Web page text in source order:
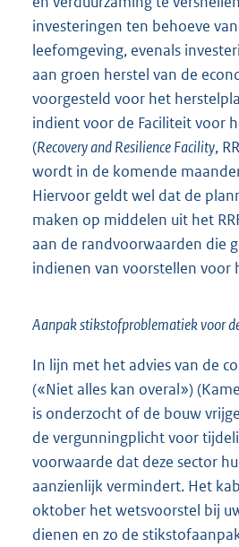
investeringen ten behoeve
leefomgeving, evenals
aan groen herstel van de
voorgesteld voor het
indient voor de Faciliteit voor
(Recovery and Resilience Facility,
wordt in de komende
Hiervoor geldt wel dat de
maken op middelen uit het
aan de randvoorwaarden die
indienen van voorstellen voor
Aanpak stikstofproblematiek voor
In lijn met het advies van de
(«Niet alles kan overal»)
is onderzocht of de bouw
de vergunningplicht voor
voorwaarde dat deze sector
aanzienlijk vermindert. Het
oktober het wetsvoorstel bij
dienen en zo de